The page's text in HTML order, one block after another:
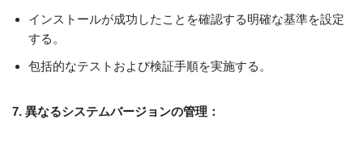
インストールが成功したことを確認する明確な基準を設定
する。
包括的なテストおよび検証手順を実施する。
7. 異なるシステムバージョンの管理：